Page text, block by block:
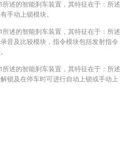
所述的智能刹车装置，其特征在于：所述
手动上锁模块。
所述的智能刹车装置，其特征在于：所述
音及比较模块，指令模块包括发射指令
所述的智能刹车装置，其特征在于：所述
锁及在停车时可进行自动上锁或手动上